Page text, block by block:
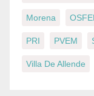
Morena
PRI PVEM
Villa De Allende